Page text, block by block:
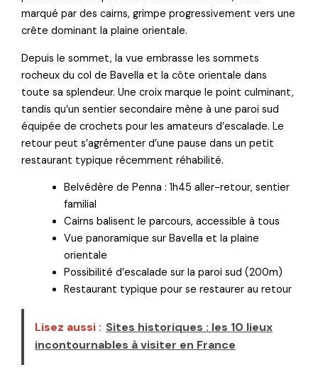
marqué par des cairns, grimpe progressivement vers une
crête dominant la plaine orientale.
Depuis le sommet, la vue embrasse les sommets
rocheux du col de Bavella et la côte orientale dans
toute sa splendeur. Une croix marque le point culminant,
tandis qu’un sentier secondaire mène à une paroi sud
équipée de crochets pour les amateurs d’escalade. Le
retour peut s’agrémenter d’une pause dans un petit
restaurant typique récemment réhabilité.
Belvédère de Penna : 1h45 aller-retour, sentier
familial
Cairns balisent le parcours, accessible à tous
Vue panoramique sur Bavella et la plaine
orientale
Possibilité d’escalade sur la paroi sud (200m)
Restaurant typique pour se restaurer au retour
Lisez aussi : Sites historiques : les 10 lieux
incontournables à visiter en France